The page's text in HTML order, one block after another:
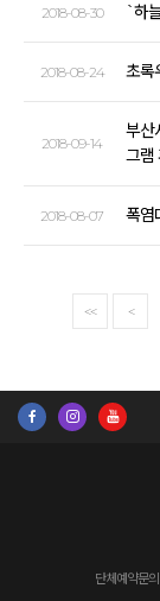
2018-08-30 `하
2018-08-24 초록
2018-09-14
부산
그램
2018-08-07 폭염
<< <
단체예약문의